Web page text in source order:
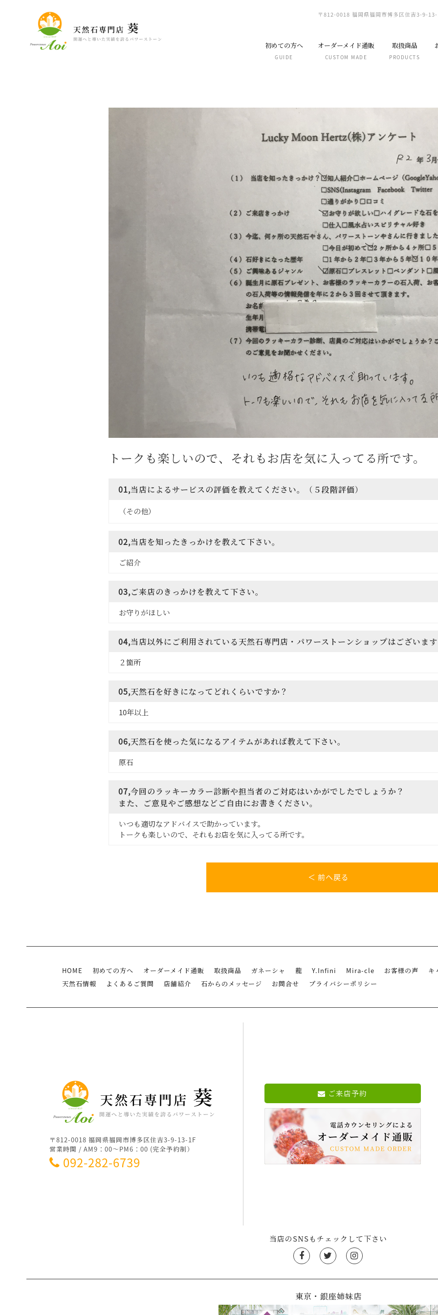
〒812-0018 福岡県福岡市博多区住吉3-9-
初めての方へ
GUIDE
オーダーメイド通販
CUSTOM MADE
取扱商品
PRODUCTS
トークも楽しいので、それもお店を気に入ってる所です。
01,当店によるサービスの評価を教えてください。（５段階評価）
（その他）
02,当店を知ったきっかけを教えて下さい。
ご紹介
03,ご来店のきっかけを教えて下さい。
お守りがほしい
04,当店以外にご利用されている天然石専門店・パワーストーンショップはございま
２箇所
05,天然石を好きになってどれくらいですか？
10年以上
06,天然石を使った気になるアイテムがあれば教えて下さい。
原石
07,今回のラッキーカラー診断や担当者のご対応はいかがでしたでしょうか？
また、ご意見やご感想などご自由にお書きください。
いつも適切なアドバイスで助かっています。
トークも楽しいので、それもお店を気に入ってる所です。
＜ 前へ戻る
HOME 初めての方へ オーダーメイド通販 取扱商品 ガネーシャ 龍 Y.Infini Mira-cle お客様の声
キ
天然石情報
よくあるご質問 店舗紹介 石からのメッセージ お問合せ プライバシーポリシー
〒812-0018 福岡県福岡市博多区住吉3-9-13-1F
営業時間 / AM9：00～PM6：00 (完全予約制）
092-282-6739
ご来店予約
当店のSNSもチェックして下さい
東京・銀座姉妹店